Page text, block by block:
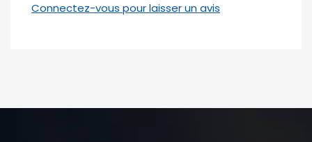
Connectez-vous pour laisser un avis